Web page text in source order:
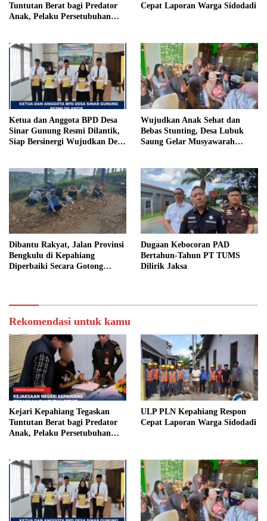
Tuntutan Berat bagi Predator
Anak, Pelaku Persetubuhan
Penjara
Cepat Laporan Warga Sidodadi
Ketua dan Anggota BPD Desa
Sinar Gunung Resmi Dilantik,
Siap Bersinergi Wujudkan Desa
Wujudkan Anak Sehat dan
Bebas Stunting, Desa Lubuk
Saung Gelar Musyawarah
Dibantu Rakyat, Jalan Provinsi
Bengkulu di Kepahiang
Diperbaiki Secara Gotong
Dugaan Kebocoran PAD
Bertahun-Tahun PT TUMS
Dilirik Jaksa
Rekomendasi untuk kamu
Kejari Kepahiang Tegaskan
Tuntutan Berat bagi Predator
Anak, Pelaku Persetubuhan
Penjara
ULP PLN Kepahiang Respon
Cepat Laporan Warga Sidodadi